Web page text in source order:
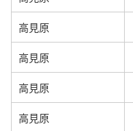
高見原
高見原
高見原
高見原